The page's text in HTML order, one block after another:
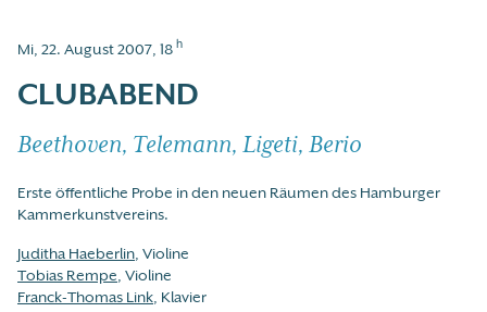
Mi, 22. August 2007, 18 h
CLUBABEND
Beethoven, Telemann, Ligeti, Berio
Erste öffentliche Probe in den neuen Räumen des Hamburger
Kammerkunstvereins.
Juditha Haeberlin, Violine
Tobias Rempe, Violine
Franck-Thomas Link, Klavier